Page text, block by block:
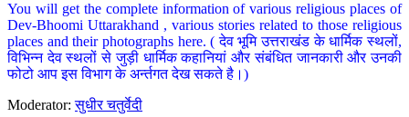
You will get the complete information of various religious places of
Dev-Bhoomi Uttarakhand , various stories related to those religious
places and their photographs here. ( देव भूमि उत्तराखंड के धार्मिक स्थलों,
विभिन्न देव स्थलों से जुड़ी धार्मिक कहानियां और संबंधित जानकारी और उनकी
फोटो आप इस विभाग के अर्न्तगत देख सकते है।)
Moderator:सुधीर चतुर्वेदी